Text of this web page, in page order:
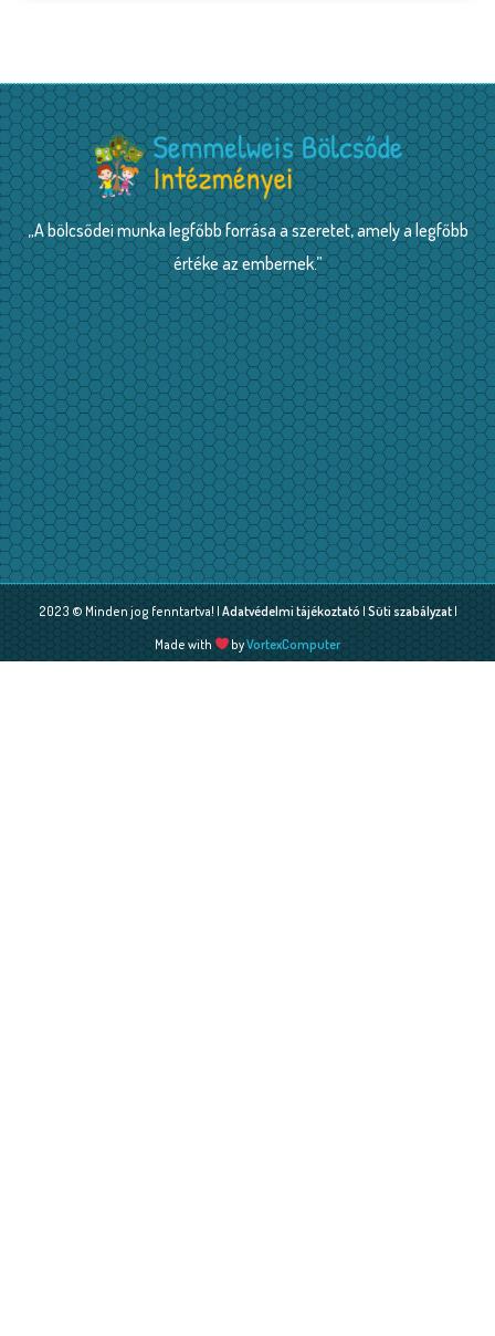
„A bölcsődei munka legfőbb forrása a szeretet, amely a legfőbb
értéke az embernek.”
2023 © Minden jog fenntartva! |Adatvédelmi tájékoztató | Süti szabályzat|
Made with
byVortexComputer